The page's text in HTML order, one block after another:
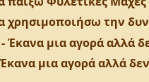
την
- Έκανα μια αγορά αλλά
μια αγορά αλλά